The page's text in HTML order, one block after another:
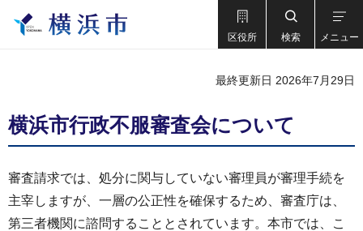
区役所 検索 メニュー
最終更新日 2026年7月29日
横浜市行政不服審査会について
審査請求では、処分に関与していない審理員が審理手続を
主宰しますが、一層の公正性を確保するため、審査庁は、
第三者機関に諮問することとされています。本市では、こ